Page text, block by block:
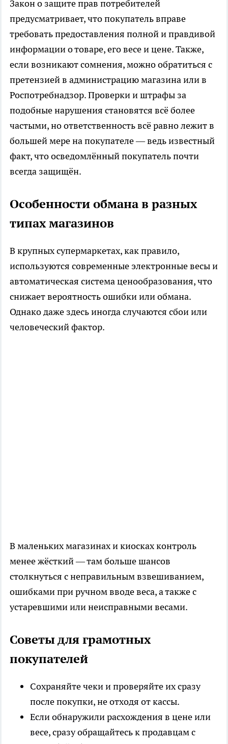
Закон о защите прав потребителей
предусматривает, что покупатель вправе
требовать предоставления полной и правдивой
информации о товаре, его весе и цене. Также,
если возникают сомнения, можно обратиться с
претензией в администрацию магазина или в
Роспотребнадзор. Проверки и штрафы за
подобные нарушения становятся всё более
частыми, но ответственность всё равно лежит в
большей мере на покупателе — ведь известный
факт, что осведомлённый покупатель почти
всегда защищён.
Особенности обмана в разных
типах магазинов
В крупных супермаркетах, как правило,
используются современные электронные весы и
автоматическая система ценообразования, что
снижает вероятность ошибки или обмана.
Однако даже здесь иногда случаются сбои или
человеческий фактор.
В маленьких магазинах и киосках контроль
менее жёсткий — там больше шансов
столкнуться с неправильным взвешиванием,
ошибками при ручном вводе веса, а также с
устаревшими или неисправными весами.
Советы для грамотных
покупателей
Сохраняйте чеки и проверяйте их сразу
после покупки, не отходя от кассы.
Если обнаружили расхождения в цене или
весе, сразу обращайтесь к продавцам с